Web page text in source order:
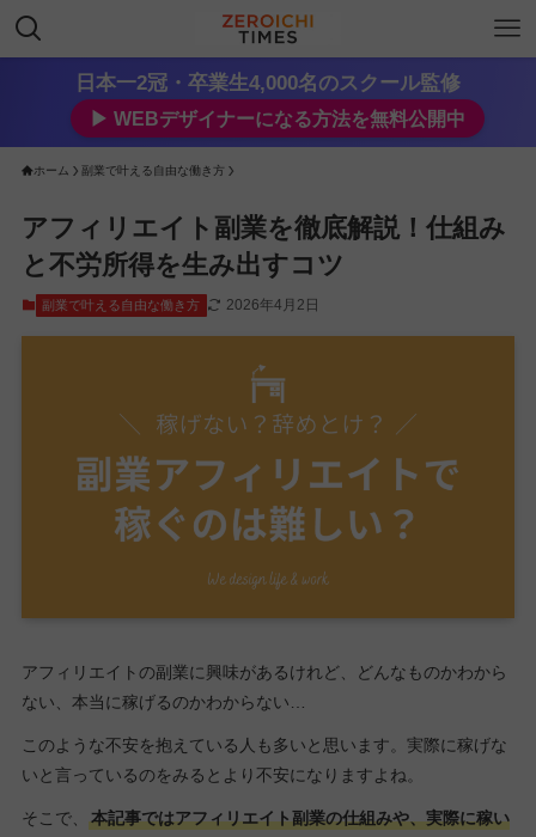
日本一2冠・卒業生4,000名のスクール監修
▶︎ WEBデザイナーになる方法を無料公開中
ホーム 副業で叶える自由な働き方
アフィリエイト副業を徹底解説！仕組み
と不労所得を生み出すコツ
副業で叶える自由な働き方 2026年4月2日
アフィリエイトの副業に興味があるけれど、どんなものかわから
ない、本当に稼げるのかわからない…
このような不安を抱えている人も多いと思います。実際に稼げな
いと言っているのをみるとより不安になりますよね。
そこで、
本記事ではアフィリエイト副業の仕組みや、実際に稼い